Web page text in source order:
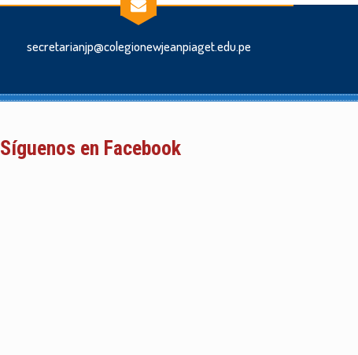
secretarianjp@colegionewjeanpiaget.edu.pe
Síguenos en Facebook